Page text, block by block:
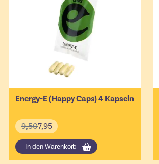
Energy-E (Happy Caps) 4 Kapseln
7,95
9,50
In den Warenkorb